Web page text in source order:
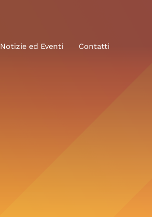
Notizie ed Eventi Contatti